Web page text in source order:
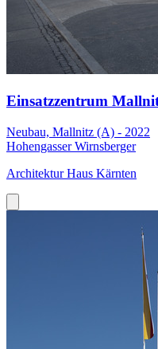
Einsatzzentrum
Neubau, Mallnitz (A) - 2022
Hohengasser Wirnsberger
Architektur Haus Kärnten